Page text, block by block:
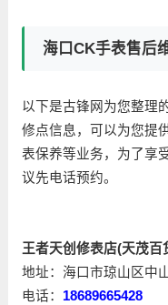
海口CK手表售后
以下是古锋网为您整理
修点信息，可以为您提
表保养等业务，为了享
议先电话预约。
王者天创修表店(天茂百
地址：海口市琼山区中
电话： 18689665428